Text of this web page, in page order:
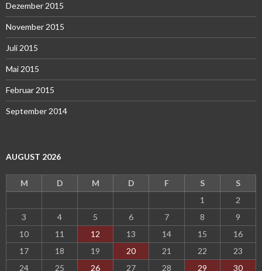
Dezember 2015
November 2015
Juli 2015
Mai 2015
Februar 2015
September 2014
AUGUST 2026
M D M D F S
S
1
2
3
4 5 6 7 8
9
10
11 12 13 14 15
16
17
18 19 20 21 22
23
24
25 26 27 28 29 30